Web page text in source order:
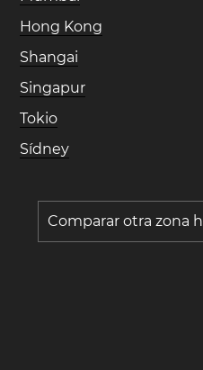
Hong Kong
Shangai
Singapur
Tokio
Sídney
Comparar otra zona